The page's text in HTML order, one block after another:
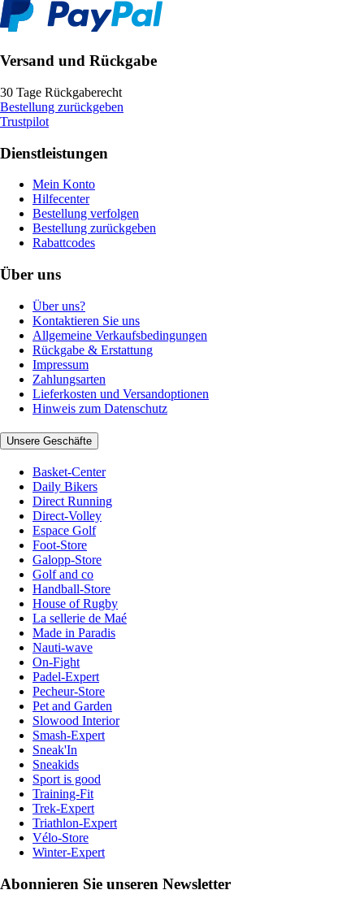
Versand und Rückgabe
30 Tage Rückgaberecht
Bestellung zurückgeben
Trustpilot
Dienstleistungen
Mein Konto
Hilfecenter
Bestellung verfolgen
Bestellung zurückgeben
Rabattcodes
Über uns
Über uns?
Kontaktieren Sie uns
Allgemeine Verkaufsbedingungen
Rückgabe & Erstattung
Impressum
Zahlungsarten
Lieferkosten und Versandoptionen
Hinweis zum Datenschutz
Unsere Geschäfte
Basket-Center
Daily Bikers
Direct Running
Direct-Volley
Espace Golf
Foot-Store
Galopp-Store
Golf and co
Handball-Store
House of Rugby
La sellerie de Maé
Made in Paradis
Nauti-wave
On-Fight
Padel-Expert
Pecheur-Store
Pet and Garden
Slowood Interior
Smash-Expert
Sneak'In
Sneakids
Sport is good
Training-Fit
Trek-Expert
Triathlon-Expert
Vélo-Store
Winter-Expert
Abonnieren Sie unseren Newsletter